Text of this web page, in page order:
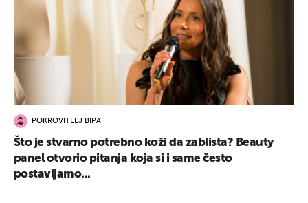
POKROVITELJ BIPA
Što je stvarno potrebno koži da zablista? Beauty
panel otvorio pitanja koja si i same često
postavljamo...